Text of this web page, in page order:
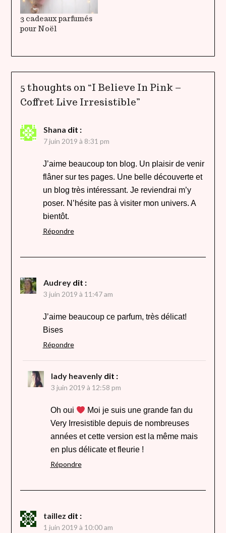
3 cadeaux parfumés
pour Noël
5 thoughts on “I Believe In Pink –
Coffret Live Irresistible”
Shana dit :
7 juin 2019 à 8:31 pm
J’aime beaucoup ton blog. Un plaisir de venir
flâner sur tes pages. Une belle découverte et
un blog très intéressant. Je reviendrai m’y
poser. N’hésite pas à visiter mon univers. A
bientôt.
Répondre
Audrey dit :
3 juin 2019 à 11:47 am
J’aime beaucoup ce parfum, très délicat!
Bises
Répondre
lady heavenly dit :
3 juin 2019 à 12:58 pm
Oh oui
Moi je suis une grande fan du
Very Irresistible depuis de nombreuses
années et cette version est la même mais
en plus délicate et fleurie !
Répondre
taillez dit :
1 juin 2019 à 10:00 am